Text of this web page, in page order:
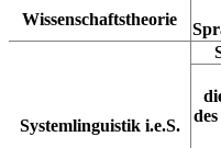
Wissenschaftstheorie
Systemlinguistik i.e.S.